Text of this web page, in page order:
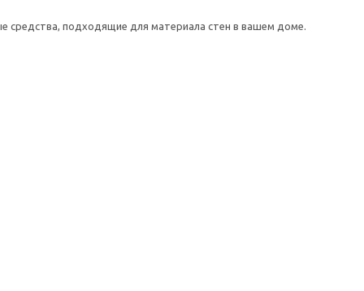
средства, подходящие для материала стен в вашем доме.